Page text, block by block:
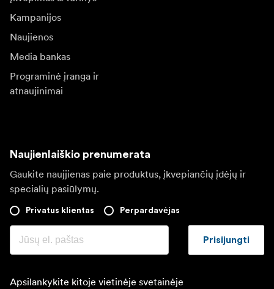
Kampanijos
Naujienos
Media bankas
Programinė įranga ir
atnaujinimai
Naujienlaiškio prenumerata
Gaukite naujjienas paie produktus, įkvepiančių įdėjų ir
specialių pasiūlymų.
Privatus klientas Perpardavėjas
Prisijungti
Apsilankykite kitoje vietinėje svetainėje